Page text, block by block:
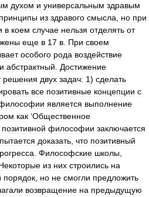
духом и универсальным здравым
принципы из здравого смысла но при
в коем случае нельзя отделять от
еще в 17 в При своем
особого рода воздействие
абстрактный
Достижение
решения двух задач: 1) сделать
все позитивные концепции с
является выполнение
как ‘Общественное
позитивной философии заключается
пытается доказать что позитивный
Философские школы
из них строились на
порядок но не смогли предложить
возвращение на предыдущую